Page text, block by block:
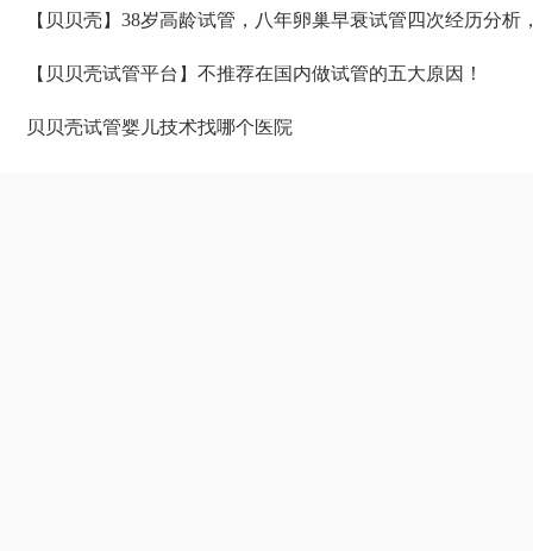
【贝贝壳】38岁高龄试管，八年卵巢早衰试管四次经历分析
【贝贝壳试管平台】不推荐在国内做试管的五大原因！
贝贝壳试管婴儿技术找哪个医院